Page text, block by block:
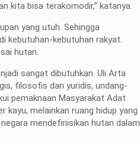
kita bisa terakomodir,” katanya.
yang utuh. Sehingga
kebutuhan-kebutuhan rakyat.
hutan.
sangat dibutuhkan. Uli Arta
filosofis dan yuridis, undang-
pemaknaan Masyarakat Adat
melainkan ruang hidup yang
mendefinisikan hutan dalam